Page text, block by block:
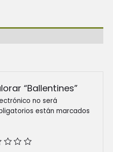
“Ballentines”
no será
están marcados